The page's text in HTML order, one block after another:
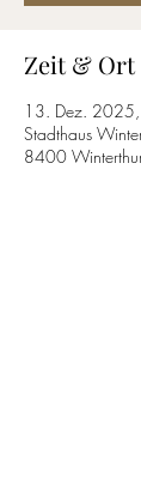
Zeit & Ort
13. Dez.
Stadthaus
8400